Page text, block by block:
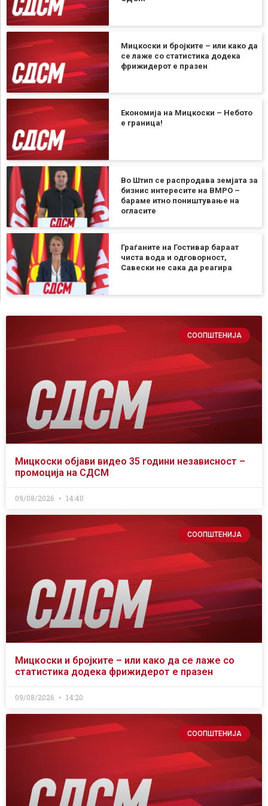
Мицкоски и бројките – или како да
се лаже со статистика додека
фрижидерот е празен
Економија на Мицкоски – Небото
е граница!
Во Штип се распродава земјата за
бизнис интересите на ВМРО –
бараме итно поништување на
огласите
Граѓаните на Гостивар бараат
чиста вода и одговорност,
Савески не сака да реагира
СООПШТЕНИЈА
Мицкоски објави видео 35 години независност –
промоција на СДСМ
09/08/2026 14:40
СООПШТЕНИЈА
Мицкоски и бројките – или како да се лаже со
статистика додека фрижидерот е празен
09/08/2026 14:20
СООПШТЕНИЈА